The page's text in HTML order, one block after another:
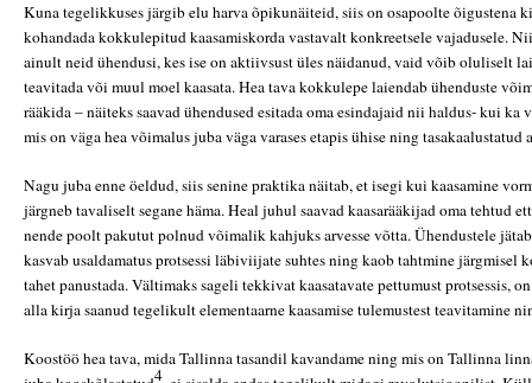
Kuna tegelikkuses järgib elu harva õpikunäiteid, siis on osapoolte õigustena
kohandada kokkulepitud kaasamiskorda vastavalt konkreetsele vajadusele.
ainult neid ühendusi, kes ise on aktiivsust üles näidanud, vaid võib oluliselt
teavitada või muul moel kaasata. Hea tava kokkulepe laiendab ühenduste
rääkida – näiteks saavad ühendused esitada oma esindajaid nii haldus- kui
mis on väga hea võimalus juba väga varases etapis ühise ning tasakaalustatud
Nagu juba enne öeldud, siis senine praktika näitab, et isegi kui kaasamine
järgneb tavaliselt segane häma. Heal juhul saavad kaasarääkijad oma tehtud
nende poolt pakutut polnud võimalik kahjuks arvesse võtta. Ühendustele
kasvab usaldamatus protsessi läbiviijate suhtes ning kaob tahtmine järgmisel
tahet panustada. Vältimaks sageli tekkivat kaasatavate pettumust protsessis,
alla kirja saanud tegelikult elementaarne kaasamise tulemustest teavitamine
Koostöö hea tava, mida Tallinna tasandil kavandame ning mis on Tallinna
4